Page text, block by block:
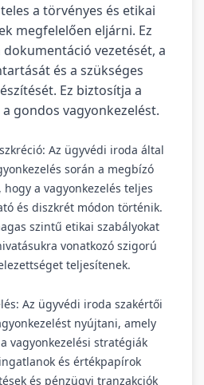
a törvényes és etikai
megfelelően eljárni. Ez
vezetését, a
és a szükséges
Ez biztosítja a
gondos vagyonkezelést.
Az ügyvédi iroda által
során a megbízó
a vagyonkezelés teljes
és diszkrét módon történik.
szintű etikai szabályokat
vonatkozó szigorú
teljesítenek.
Az ügyvédi iroda szakértői
nyújtani, amely
vagyonkezelési stratégiák
és értékpapírok
és pénzügyi tranzakciók